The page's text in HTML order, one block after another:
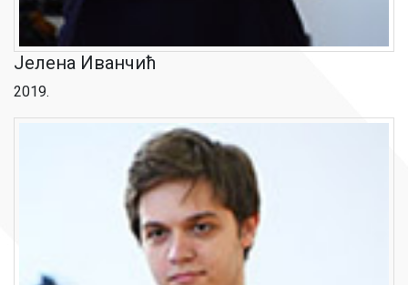
Јелена Иванчић
2019.